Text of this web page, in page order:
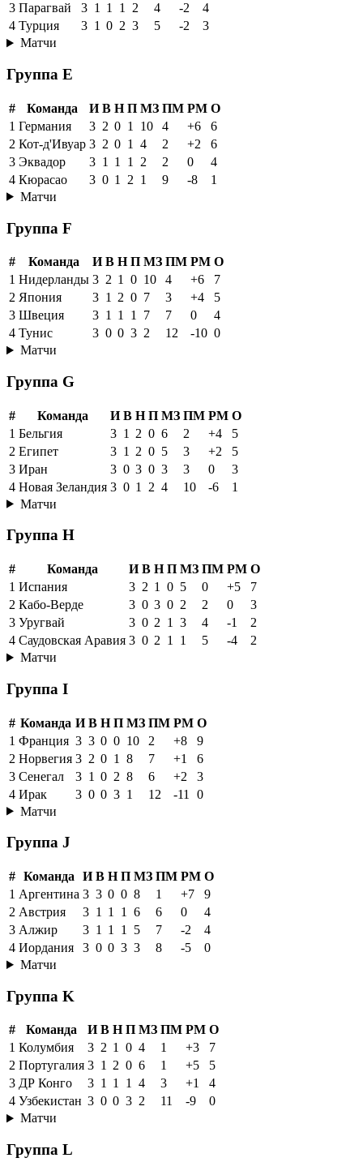
3 Парагвай 3 1 1 1 2 4 -2
4
4 Турция 3 1 0 2 3 5 -2
3
Матчи
Группа E
# Команда И В Н П МЗ ПМ РМ О
1 Германия 3 2 0 1 10 4 +6
6
2 Кот-д'Ивуар 3 2 0 1 4 2 +2
6
3 Эквадор 3 1 1 1 2 2 0
4
4 Кюрасао 3 0 1 2 1 9 -8
1
Матчи
Группа F
# Команда И В Н П МЗ ПМ РМ О
1 Нидерланды 3 2 1 0 10 4 +6
7
2 Япония 3 1 2 0 7 3 +4
5
3 Швеция 3 1 1 1 7 7 0
4
4 Тунис 3 0 0 3 2 12 -10 0
Матчи
Группа G
# Команда И В Н П МЗ ПМ РМ О
1 Бельгия 3 1 2 0 6 2 +4
5
2 Египет 3 1 2 0 5 3 +2
5
3 Иран 3 0 3 0 3 3 0
3
4 Новая Зеландия 3 0 1 2 4 10 -6
1
Матчи
Группа H
# Команда И В Н П МЗ ПМ РМ О
1 Испания 3 2 1 0 5 0 +5
7
2 Кабо-Верде 3 0 3 0 2 2 0
3
3 Уругвай 3 0 2 1 3 4 -1
2
4 Саудовская Аравия 3 0 2 1 1 5 -4
2
Матчи
Группа I
# Команда И В Н П МЗ ПМ РМ О
1 Франция 3 3 0 0 10 2 +8
9
2 Норвегия 3 2 0 1 8 7 +1
6
3 Сенегал 3 1 0 2 8 6 +2
3
4 Ирак 3 0 0 3 1 12 -11
0
Матчи
Группа J
# Команда И В Н П МЗ ПМ РМ О
1 Аргентина 3 3 0 0 8 1 +7
9
2 Австрия 3 1 1 1 6 6 0
4
3 Алжир 3 1 1 1 5 7 -2
4
4 Иордания 3 0 0 3 3 8 -5
0
Матчи
Группа K
# Команда И В Н П МЗ ПМ РМ О
1 Колумбия 3 2 1 0 4 1 +3
7
2 Португалия 3 1 2 0 6 1 +5
5
3 ДР Конго 3 1 1 1 4 3 +1
4
4 Узбекистан 3 0 0 3 2 11 -9
0
Матчи
Группа L